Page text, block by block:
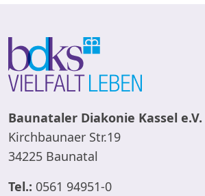
Baunataler Diakonie Kassel e.V.
Kirchbaunaer Str.19
34225 Baunatal
Tel.: 0561 94951-0